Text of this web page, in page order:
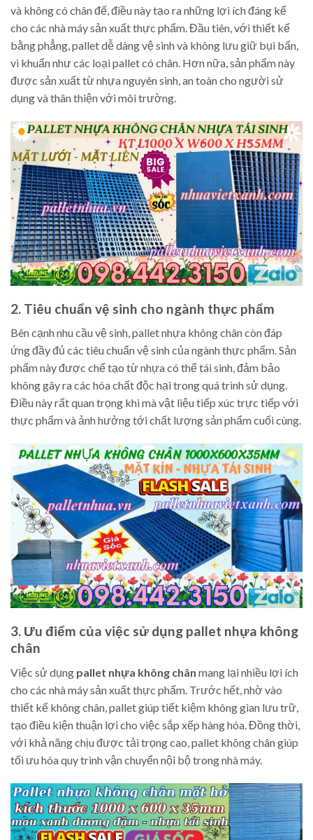
và không có chân đế, điều này tạo ra những lợi ích đáng kể
cho các nhà máy sản xuất thực phẩm. Đầu tiên, với thiết kế
bằng phẳng, pallet dễ dàng vệ sinh và không lưu giữ bụi bẩn,
vi khuẩn như các loại pallet có chân. Hơn nữa, sản phẩm này
được sản xuất từ nhựa nguyên sinh, an toàn cho người sử
dụng và thân thiện với môi trường.
2. Tiêu chuẩn vệ sinh cho ngành thực phẩm
Bên cạnh nhu cầu vệ sinh, pallet nhựa không chân còn đáp
ứng đầy đủ các tiêu chuẩn vệ sinh của ngành thực phẩm. Sản
phẩm này được chế tạo từ nhựa có thể tái sinh, đảm bảo
không gây ra các hóa chất độc hại trong quá trình sử dụng.
Điều này rất quan trọng khi mà vật liệu tiếp xúc trực tiếp với
thực phẩm và ảnh hưởng tới chất lượng sản phẩm cuối cùng.
3. Ưu điểm của việc sử dụng pallet nhựa không
chân
Việc sử dụng pallet nhựa không chân mang lại nhiều lợi ích
cho các nhà máy sản xuất thực phẩm. Trước hết, nhờ vào
thiết kế không chân, pallet giúp tiết kiệm không gian lưu trữ,
tạo điều kiện thuận lợi cho việc sắp xếp hàng hóa. Đồng thời,
với khả năng chịu được tải trọng cao, pallet không chân giúp
tối ưu hóa quy trình vận chuyển nội bộ trong nhà máy.